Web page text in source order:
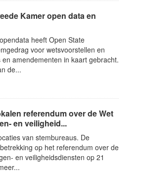
Kamer open data en
heeft Open State
voor wetsvoorstellen en
amendementen in kaart gebracht.
de...
referendum over de Wet
en veiligheid...
van stembureaus. De
op het referendum over de
en veiligheidsdiensten op 21